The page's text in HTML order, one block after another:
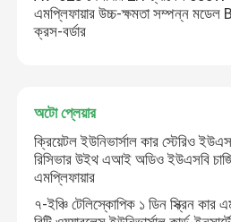
এমপ্লিফায়ার উচ্চ-ক্ষমতা সম্পন্ন মডেল
ক্রস-বর্ডার
অটো প্লেয়ার
ক্রিয়েটল ইউনিভার্সাল কার স্টেরিও
রিসিভার উইথ এআই অডিও ইউএসবি
এমপ্লিফায়ার
৭-ইঞ্চি টেলিস্কোপিক ১ ডিন স্ক্রিন কার